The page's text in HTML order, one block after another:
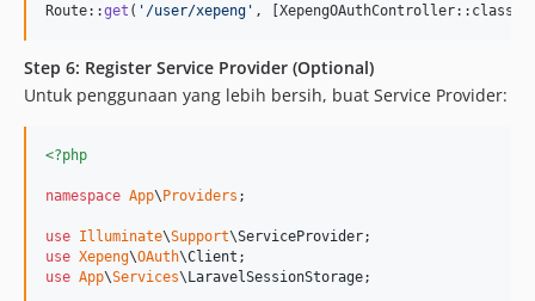
Route::get ( ' /user/xepeng ' , [XepengOAuthController::class,
Step 6: Register Service Provider (Optional)
Untuk penggunaan yang lebih bersih, buat Service Provider:
<?php
namespace App\Providers ;
use Illuminate\Support\ServiceProvider
use Xepeng\OAuth\Client
use App\Services\LaravelSessionStorage;